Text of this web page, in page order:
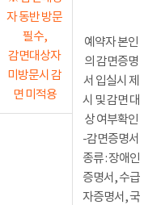
자 동반 방문
필수,
감면대상자
미방문시 감
면 미적용
예약자 본인
의 감면증명
서 입실시 제
시 및 감면 대
상 여부확인
-감면증명서
종류 : 장애인
증명서, 수급
자증명서, 국